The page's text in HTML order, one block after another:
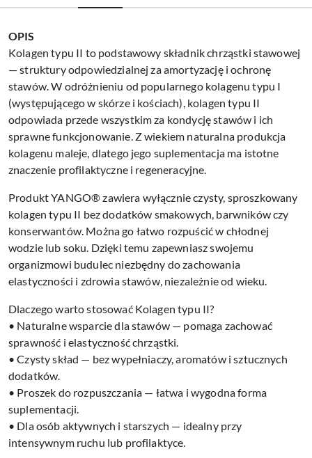
OPIS
Kolagen typu II to podstawowy składnik chrząstki stawowej
— struktury odpowiedzialnej za amortyzację i ochronę
stawów. W odróżnieniu od popularnego kolagenu typu I
(występującego w skórze i kościach), kolagen typu II
odpowiada przede wszystkim za kondycję stawów i ich
sprawne funkcjonowanie. Z wiekiem naturalna produkcja
kolagenu maleje, dlatego jego suplementacja ma istotne
znaczenie profilaktyczne i regeneracyjne.
Produkt YANGO® zawiera wyłącznie czysty, sproszkowany
kolagen typu II bez dodatków smakowych, barwników czy
konserwantów. Można go łatwo rozpuścić w chłodnej
wodzie lub soku. Dzięki temu zapewniasz swojemu
organizmowi budulec niezbędny do zachowania
elastyczności i zdrowia stawów, niezależnie od wieku.
Dlaczego warto stosować Kolagen typu II?
• Naturalne wsparcie dla stawów — pomaga zachować
sprawność i elastyczność chrząstki.
• Czysty skład — bez wypełniaczy, aromatów i sztucznych
dodatków.
• Proszek do rozpuszczania — łatwa i wygodna forma
suplementacji.
• Dla osób aktywnych i starszych — idealny przy
intensywnym ruchu lub profilaktyce.